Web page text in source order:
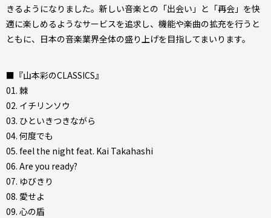
きるようになりました。新しい音楽との「出会い」と「再会」を快
適に楽しめるようなサービスを追求し、機能や楽曲の拡充を行うと
ともに、日本の音楽業界全体の盛り上げを目指してまいります。
■『山本彩のCLASSICS』
01. 棘
02. イチリンソウ
03. ひといきつきながら
04. 何度でも
05. feel the night feat. Kai Takahashi
06. Are you ready?
07. ゆびきり
08. 愛せよ
09. 心の盾